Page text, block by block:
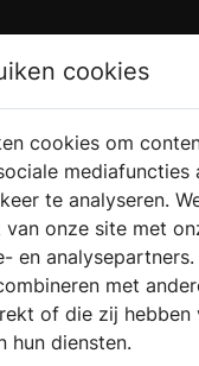
VINDEN
cookies
cookies om
mediafuncties
te analyseren.
van onze site met
en
met
of die zij hebben
hun diensten.